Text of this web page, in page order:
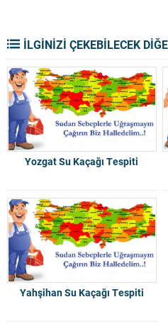
İLGİNİZİ ÇEKEBİLECEK
Yozgat Su Kaçağı Tespiti
Yahşihan Su Kaçağı Tespiti